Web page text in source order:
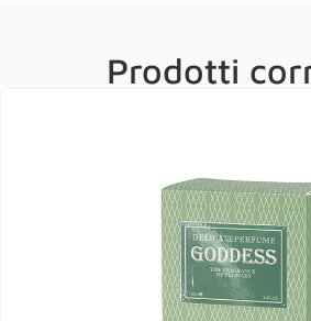
Prodotti